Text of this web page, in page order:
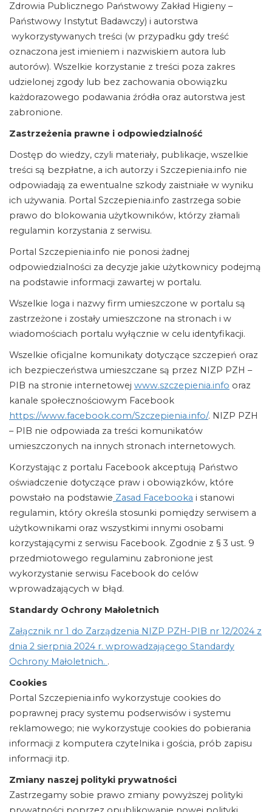
Zdrowia Publicznego Państwowy Zakład Higieny –
Państwowy Instytut Badawczy) i autorstwa
wykorzystywanych treści (w przypadku gdy treść
oznaczona jest imieniem i nazwiskiem autora lub
autorów). Wszelkie korzystanie z treści poza zakres
udzielonej zgody lub bez zachowania obowiązku
każdorazowego podawania źródła oraz autorstwa jest
zabronione.
Zastrzeżenia prawne i odpowiedzialność
Dostęp do wiedzy, czyli materiały, publikacje, wszelkie
treści są bezpłatne, a ich autorzy i Szczepienia.info nie
odpowiadają za ewentualne szkody zaistniałe w wyniku
ich używania. Portal Szczepienia.info zastrzega sobie
prawo do blokowania użytkowników, którzy złamali
regulamin korzystania z serwisu.
Portal Szczepienia.info nie ponosi żadnej
odpowiedzialności za decyzje jakie użytkownicy podejmą
na podstawie informacji zawartej w portalu.
Wszelkie loga i nazwy firm umieszczone w portalu są
zastrzeżone i zostały umieszczone na stronach i w
wiadomościach portalu wyłącznie w celu identyfikacji.
Wszelkie oficjalne komunikaty dotyczące szczepień oraz
ich bezpieczeństwa umieszczane są przez NIZP PZH –
PIB na stronie internetowej www.szczepienia.info oraz
kanale społecznościowym Facebook
https://www.facebook.com/Szczepienia.info/. NIZP PZH
– PIB nie odpowiada za treści komunikatów
umieszczonych na innych stronach internetowych.
Korzystając z portalu Facebook akceptują Państwo
oświadczenie dotyczące praw i obowiązków, które
powstało na podstawie Zasad Facebooka i stanowi
regulamin, który określa stosunki pomiędzy serwisem a
użytkownikami oraz wszystkimi innymi osobami
korzystającymi z serwisu Facebook. Zgodnie z § 3 ust. 9
przedmiotowego regulaminu zabronione jest
wykorzystanie serwisu Facebook do celów
wprowadzających w błąd.
Standardy Ochrony Małoletnich
Załącznik nr 1 do Zarządzenia NIZP PZH-PIB nr 12/2024 z
dnia 2 sierpnia 2024 r. wprowadzającego Standardy
Ochrony Małoletnich. .
Cookies
Portal Szczepienia.info wykorzystuje cookies do
poprawnej pracy systemu podserwisów i systemu
reklamowego; nie wykorzystuje cookies do pobierania
informacji z komputera czytelnika i gościa, prób zapisu
informacji itp.
Zmiany naszej polityki prywatności
Zastrzegamy sobie prawo zmiany powyższej polityki